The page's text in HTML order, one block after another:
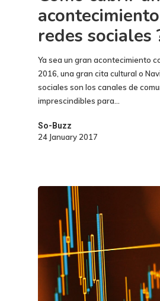
redes sociales
Ya sea un gran acontecimiento
2016, una gran cita cultural o
sociales son los canales de
imprescindibles para…
So-Buzz
24 January 2017